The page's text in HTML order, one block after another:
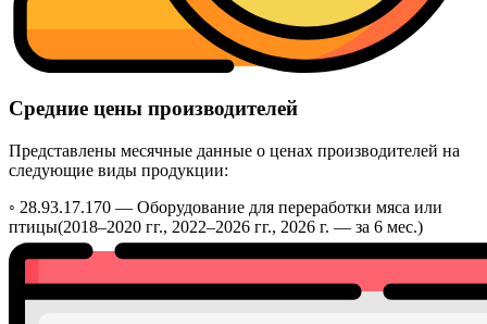
Средние цены производителей
Представлены месячные данные о ценах производителей на
следующие виды продукции:
◦ 28.93.17.170 — Оборудование для переработки мяса или
птицы(2018–2020 гг., 2022–2026 гг., 2026 г. — за 6 мес.)